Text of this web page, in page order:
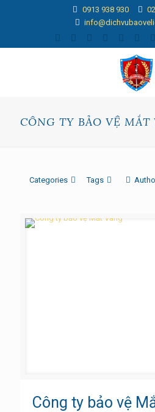
0913 938 930
CÔNG TY BẢO VỆ MẮT
Categories Tags
Công ty bảo vệ